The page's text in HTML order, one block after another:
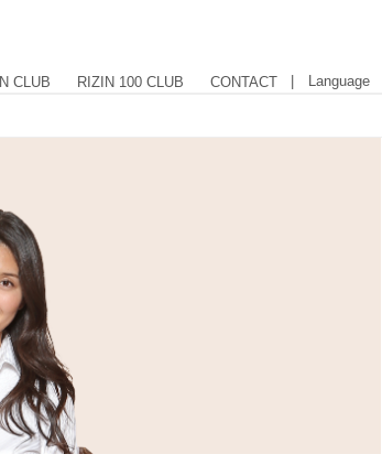
CLUB RIZIN 100 CLUB CONTACT | Language